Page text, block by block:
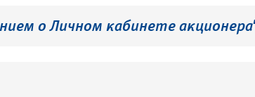
о Личном кабинете